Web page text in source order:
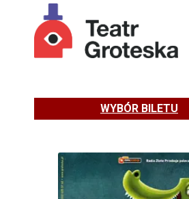
WYBÓR BILETU